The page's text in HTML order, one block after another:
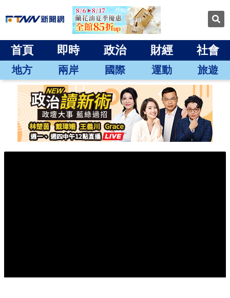
首頁 即時 政治 財經 社會
地方 兩岸 國際 運動 旅遊